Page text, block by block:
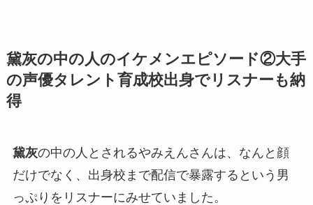
黛灰の中の人のイケメンエピソード②大手
の声優タレント育成校出身でリスナーも納
得
黛灰の中の人 とされるやみえんさんは、なんと顔
だけでなく、 出身校まで配信で暴露するという男
っぷりをリスナーにみせていました。